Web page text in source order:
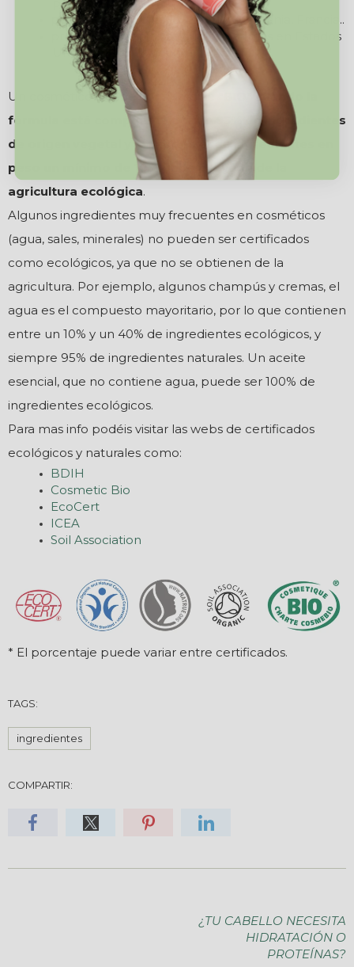
producto biológico lo usan en Alemania, Francia..
producto orgánico se suele usar más en Estados
Unidos, Reino Unido...
Un cosmético puede considerarse
"BIO" cuando la
fórmula está compuesta por un 95% de ingredientes
de origen vegetal y de todos esos ingredientes en
peso un mínimo de 10% debe provenir de la
agricultura ecológica.
Algunos ingredientes muy frecuentes en cosméticos
(agua, sales, minerales) no pueden ser certificados
como ecológicos, ya que no se obtienen de la
agricultura. Por ejemplo, algunos champús y cremas, el
agua es el compuesto mayoritario, por lo que contienen
entre un 10% y un 40% de ingredientes ecológicos, y
siempre 95% de ingredientes naturales. Un aceite
esencial, que no contiene agua, puede ser 100% de
ingredientes ecológicos.
Para mas info podéis visitar las webs de certificados
ecológicos y naturales como:
BDIH
Cosmetic Bio
EcoCert
ICEA
Soil Association
* El porcentaje puede variar entre certificados.
TAGS:
ingredientes
COMPARTIR:
¿TU CABELLO NECESITA
HIDRATACIÓN O
PROTEÍNAS?